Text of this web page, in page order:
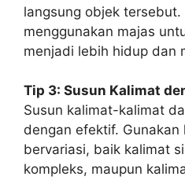
langsung objek
menggunakan majas
menjadi lebih hidup dan
Tip 3: Susun Kalimat
Susun kalimat-kalimat
dengan efektif. Gunakan
bervariasi, baik kalimat
kompleks, maupun